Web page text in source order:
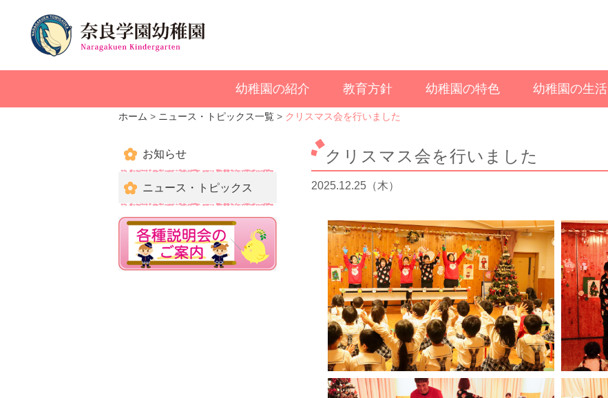
幼稚園の紹介 教育方針 幼稚園の特色 幼稚園の生活
ホーム ニュース・トピックス一覧 クリスマス会を行いました
お知らせ
ニュース・トピックス
クリスマス会を行いました
2025.12.25（木）